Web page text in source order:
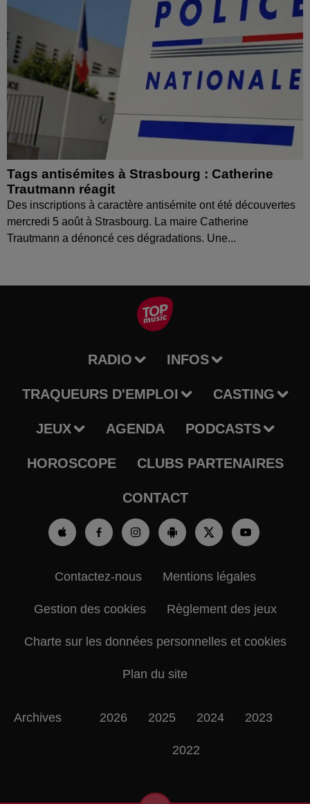
Tags antisémites à Strasbourg : Catherine
Trautmann réagit
Des inscriptions à caractère antisémite ont été découvertes
mercredi 5 août à Strasbourg. La maire Catherine
Trautmann a dénoncé ces dégradations. Une...
RADIO INFOS
TRAQUEURS D'EMPLOI CASTING
JEUX AGENDA PODCASTS
HOROSCOPE CLUBS PARTENAIRES
CONTACT
Contactez-nous Mentions légales
Gestion des cookies Règlement des jeux
Charte sur les données personnelles et cookies
Plan du site
Archives 2026 2025 2024 2023
2022